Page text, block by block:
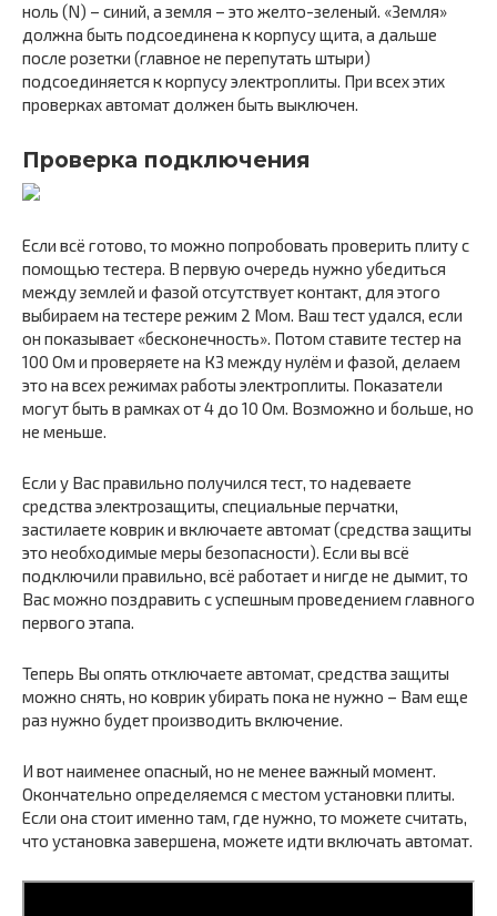
ноль (N) – синий, а земля – это желто-зеленый. «Земля»
должна быть подсоединена к корпусу щита, а дальше
после розетки (главное не перепутать штыри)
подсоединяется к корпусу электроплиты. При всех этих
проверках автомат должен быть выключен.
Проверка подключения
Если всё готово, то можно попробовать проверить плиту с
помощью тестера. В первую очередь нужно убедиться
между землей и фазой отсутствует контакт, для этого
выбираем на тестере режим 2 Мом. Ваш тест удался, если
он показывает «бесконечность». Потом ставите тестер на
100 Ом и проверяете на КЗ между нулём и фазой, делаем
это на всех режимах работы электроплиты. Показатели
могут быть в рамках от 4 до 10 Ом. Возможно и больше, но
не меньше.
Если у Вас правильно получился тест, то надеваете
средства электрозащиты, специальные перчатки,
застилаете коврик и включаете автомат (средства защиты
это необходимые меры безопасности). Если вы всё
подключили правильно, всё работает и нигде не дымит, то
Вас можно поздравить с успешным проведением главного
первого этапа.
Теперь Вы опять отключаете автомат, средства защиты
можно снять, но коврик убирать пока не нужно – Вам еще
раз нужно будет производить включение.
И вот наименее опасный, но не менее важный момент.
Окончательно определяемся с местом установки плиты.
Если она стоит именно там, где нужно, то можете считать,
что установка завершена, можете идти включать автомат.